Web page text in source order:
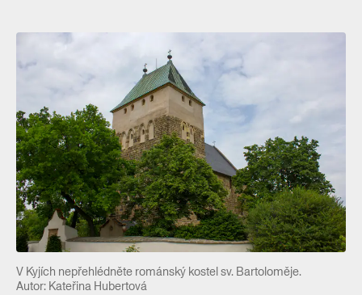
V Kyjích nepřehlédněte románský kostel sv. Bartoloměje.
Autor: Kateřina Hubertová